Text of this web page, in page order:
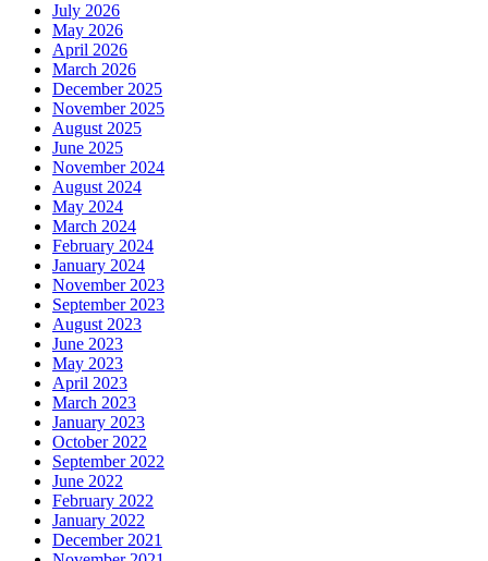
July 2026
May 2026
April 2026
March 2026
December 2025
November 2025
August 2025
June 2025
November 2024
August 2024
May 2024
March 2024
February 2024
January 2024
November 2023
September 2023
August 2023
June 2023
May 2023
April 2023
March 2023
January 2023
October 2022
September 2022
June 2022
February 2022
January 2022
December 2021